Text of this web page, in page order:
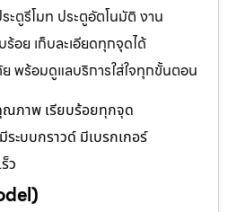
ะตูรีโมท ประตูอัตโนมัติ งาน
ร้อย เก็บละเอียดทุกจุดได้
พร้อมดูแลบริการใส่ใจทุกขั้นตอน
ภาพ เรียบร้อยทุกจุด
ะบบกราวด์ มีเบรกเกอร์
ว